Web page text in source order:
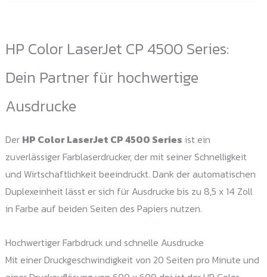
HP Color LaserJet CP 4500 Series:
Dein Partner für hochwertige
Ausdrucke
Der HP Color LaserJet CP 4500 Series ist ein
zuverlässiger Farblaserdrucker, der mit seiner Schnelligkeit
und Wirtschaftlichkeit beeindruckt. Dank der automatischen
Duplexeinheit lässt er sich für Ausdrucke bis zu 8,5 x 14 Zoll
in Farbe auf beiden Seiten des Papiers nutzen.
Hochwertiger Farbdruck und schnelle Ausdrucke
Mit einer Druckgeschwindigkeit von 20 Seiten pro Minute und